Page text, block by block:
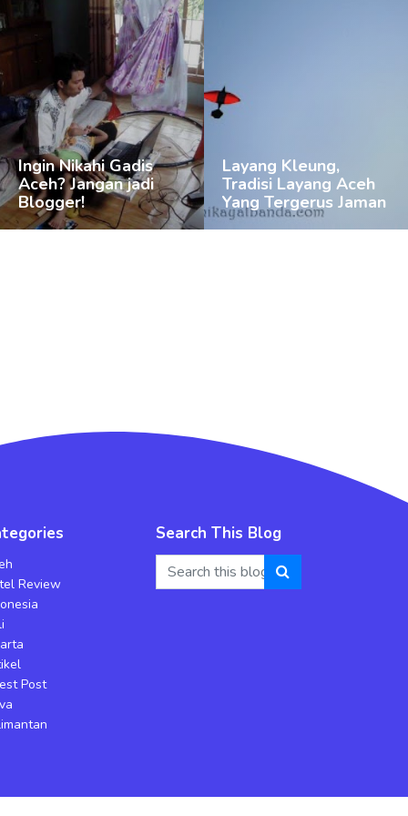
Ingin Nikahi Gadis
Aceh? Jangan jadi
Blogger!
Layang Kleung,
Tradisi Layang Aceh
Yang Tergerus Jaman
Review
Post
Search This Blog